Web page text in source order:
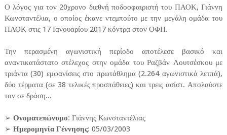
Ο λόγος για τον 20χρονο διεθνή ποδοσφαιριστή του ΠΑΟΚ, Γιάννη
Κωνσταντέλια, ο οποίος έκανε ντεμπούτο με την μεγάλη ομάδα του
ΠΑΟΚ στις 17 Ιανουαρίου 2017 κόντρα στον ΟΦΗ.
Την περασμένη αγωνιστική περίοδο αποτέλεσε βασικό και
αναντικατάστατο στέλεχος στην ομάδα του Ραζβάν Λουτσέσκου με
τριάντα (30) εμφανίσεις στο πρωτάθλημα (2.264 αγωνιστικά λετπά),
δύο τέρματα (σε 38 τελικές προσπάθειες) και τρεις ασίστ. Απολαύστε
τον σε δράση...
➢ Ονοματεπώνυμο: Γιάννης Κωνσταντέλιας
➢ Ημερομηνία Γέννησης: 05/03/2003